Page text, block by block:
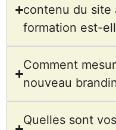
contenu du site
formation est-
Comment
nouveau
Quelles sont